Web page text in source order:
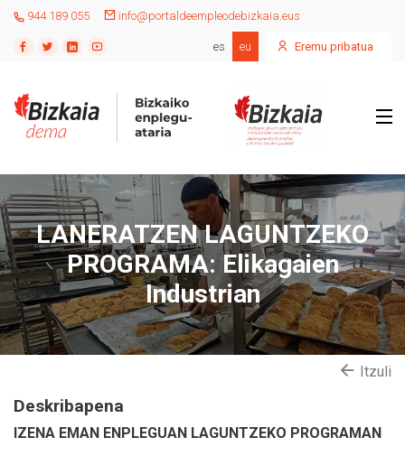
944 189 055 info@portaldeempleodebizkaia.eus
es eu Eremu pribatua
LANERATZEN LAGUNTZEKO
PROGRAMA: Elikagaien
Industrian
Itzuli
Deskribapena
IZENA EMAN ENPLEGUAN LAGUNTZEKO PROGRAMAN